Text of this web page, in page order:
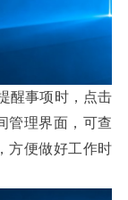
醒事项时， 点击
管理界面 ， 可查
，方便做好工作时